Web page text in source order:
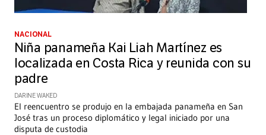
NACIONAL
Niña panameña Kai Liah Martínez es
localizada en Costa Rica y reunida con su
padre
DARINE WAKED
El reencuentro se produjo en la embajada panameña en San
José tras un proceso diplomático y legal iniciado por una
disputa de custodia